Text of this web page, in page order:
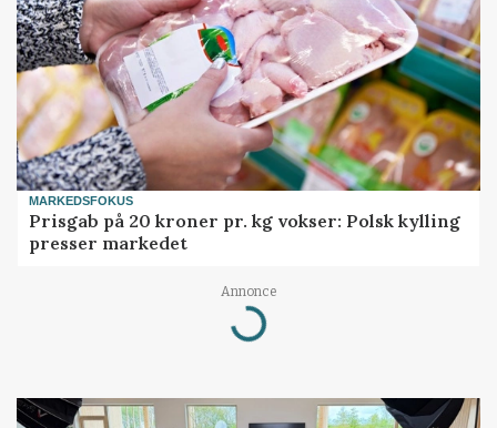
MARKEDSFOKUS
Prisgab på 20 kroner pr. kg vokser: Polsk kylling
presser markedet
Annonce
Loading...